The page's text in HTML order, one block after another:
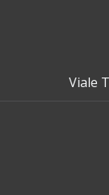
Viale